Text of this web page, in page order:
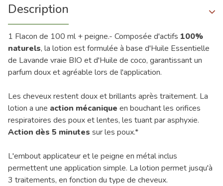
Description
1 Flacon de 100 ml + peigne.- Composée d'actifs 100%
naturels, la lotion est formulée à base d'Huile Essentielle
de Lavande vraie BIO et d'Huile de coco, garantissant un
parfum doux et agréable lors de l'application.
Les cheveux restent doux et brillants après traitement. La
lotion a une action mécanique en bouchant les orifices
respiratoires des poux et lentes, les tuant par asphyxie.
Action dès 5 minutes sur les poux.*
L'embout applicateur et le peigne en métal inclus
permettent une application simple. La lotion permet jusqu'à
3 traitements, en fonction du type de cheveux.